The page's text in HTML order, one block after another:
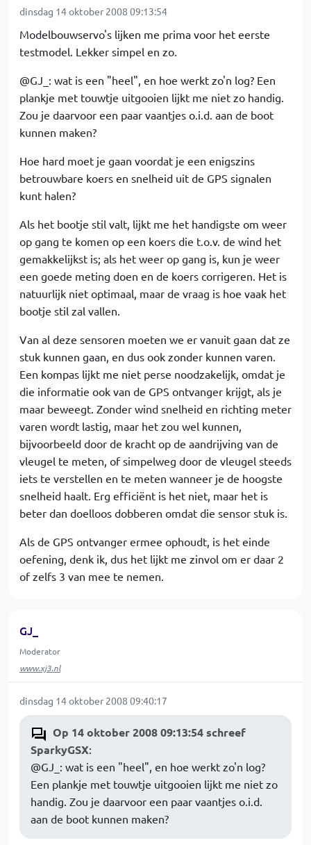
dinsdag 14 oktober 2008 09:13:54
Modelbouwservo's lijken me prima voor het eerste
testmodel. Lekker simpel en zo.
@GJ_: wat is een "heel", en hoe werkt zo'n log? Een
plankje met touwtje uitgooien lijkt me niet zo handig.
Zou je daarvoor een paar vaantjes o.i.d. aan de boot
kunnen maken?
Hoe hard moet je gaan voordat je een enigszins
betrouwbare koers en snelheid uit de GPS signalen
kunt halen?
Als het bootje stil valt, lijkt me het handigste om weer
op gang te komen op een koers die t.o.v. de wind het
gemakkelijkst is; als het weer op gang is, kun je weer
een goede meting doen en de koers corrigeren. Het is
natuurlijk niet optimaal, maar de vraag is hoe vaak het
bootje stil zal vallen.
Van al deze sensoren moeten we er vanuit gaan dat ze
stuk kunnen gaan, en dus ook zonder kunnen varen.
Een kompas lijkt me niet perse noodzakelijk, omdat je
die informatie ook van de GPS ontvanger krijgt, als je
maar beweegt. Zonder wind snelheid en richting meter
varen wordt lastig, maar het zou wel kunnen,
bijvoorbeeld door de kracht op de aandrijving van de
vleugel te meten, of simpelweg door de vleugel steeds
iets te verstellen en te meten wanneer je de hoogste
snelheid haalt. Erg efficiënt is het niet, maar het is
beter dan doelloos dobberen omdat die sensor stuk is.
Als de GPS ontvanger ermee ophoudt, is het einde
oefening, denk ik, dus het lijkt me zinvol om er daar 2
of zelfs 3 van mee te nemen.
GJ_
Moderator
www.xj3.nl
dinsdag 14 oktober 2008 09:40:17
Op 14 oktober 2008 09:13:54 schreef
SparkyGSX:
@GJ_: wat is een "heel", en hoe werkt zo'n log?
Een plankje met touwtje uitgooien lijkt me niet zo
handig. Zou je daarvoor een paar vaantjes o.i.d.
aan de boot kunnen maken?